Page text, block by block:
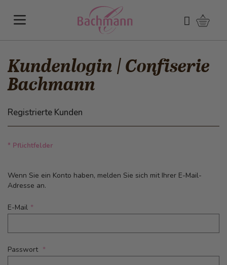
Suchen
Kundenlogin | Confiserie
Bachmann
Registrierte Kunden
* Pflichtfelder
Wenn Sie ein Konto haben, melden Sie sich mit Ihrer E-Mail-
Adresse an.
E-Mail
Passwort